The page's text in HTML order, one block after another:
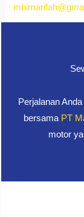
Perjalanan
bersama PT
motor